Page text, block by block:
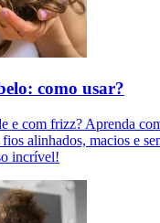
como usar?
e com frizz? Aprenda
alinhados, macios e
incrível!